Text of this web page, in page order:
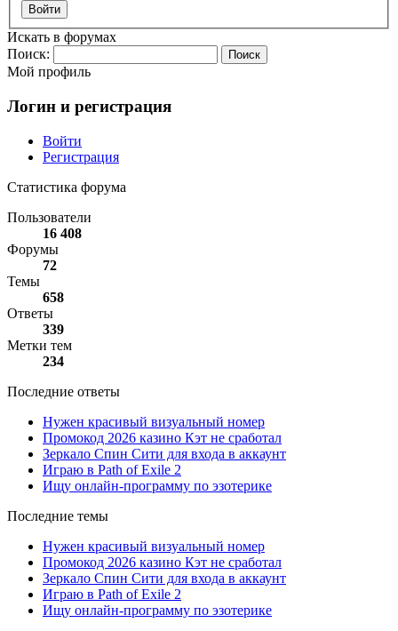
Войти
Искать в форумах
Поиск:
Мой профиль
Логин и регистрация
Войти
Регистрация
Статистика форума
Пользователи
16 408
Форумы
72
Темы
658
Ответы
339
Метки тем
234
Последние ответы
Нужен красивый визуальный номер
Промокод 2026 казино Кэт не сработал
Зеркало Спин Сити для входа в аккаунт
Играю в Path of Exile 2
Ищу онлайн-программу по эзотерике
Последние темы
Нужен красивый визуальный номер
Промокод 2026 казино Кэт не сработал
Зеркало Спин Сити для входа в аккаунт
Играю в Path of Exile 2
Ищу онлайн-программу по эзотерике